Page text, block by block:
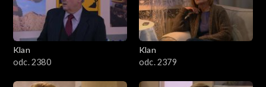
1001–1100
901–1000
801–900
Klan
odc. 2380
Klan
odc. 2379